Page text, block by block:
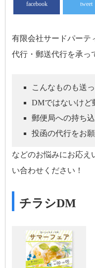
facebook tweet
有限会社サードパーテ
代行・郵送代行を承っ
こんなものも送
DMではないけど
郵便局への持ち
投函の代行をお
などのお悩みにお応え
い合わせください！
チラシDM